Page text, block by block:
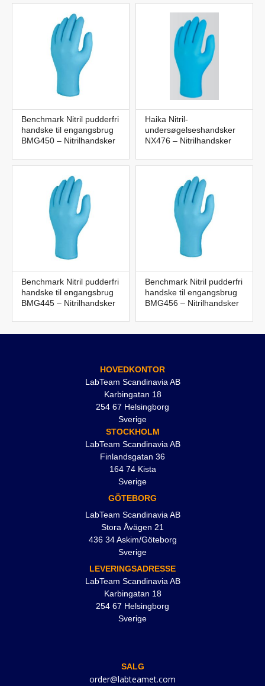
Benchmark Nitril pudderfri
handske til engangsbrug
BMG450 – Nitrilhandsker
Haika Nitril-
undersøgelseshandsker
NX476 – Nitrilhandsker
Benchmark Nitril pudderfri
handske til engangsbrug
BMG445 – Nitrilhandsker
Benchmark Nitril pudderfri
handske til engangsbrug
BMG456 – Nitrilhandsker
HOVEDKONTOR
LabTeam Scandinavia AB
Karbingatan 18
254 67 Helsingborg
Sverige
STOCKHOLM
LabTeam Scandinavia AB
Finlandsgatan 36
164 74 Kista
Sverige
GÖTEBORG
LabTeam Scandinavia AB
Stora Åvägen 21
436 34 Askim/Göteborg
Sverige
LEVERINGSADRESSE
LabTeam Scandinavia AB
Karbingatan 18
254 67 Helsingborg
Sverige
SALG
order@labteamet.com